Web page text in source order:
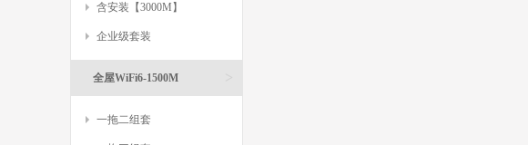
含安装【3000M】
企业级套装
全屋WiFi6-1500M
一拖二组套